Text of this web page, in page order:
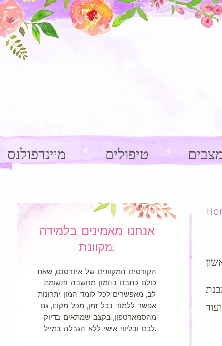
מיינדפולנס טיפולים
אנחנו מאמינים בלמידה
מקוונת!
הקורסים המקוונים של אינרסנס, שאת
כולם כתבנו בהמון מחשבה ותשומת
לב, מאפשרים לכל לומד המון יתרונות:
אפשר ללמוד בכל זמן, מכל מקום, גם
מהסמארטפון, בקצב שמתאים בדיוק
לכם ובליווי אישי ללא הגבלה במייל.